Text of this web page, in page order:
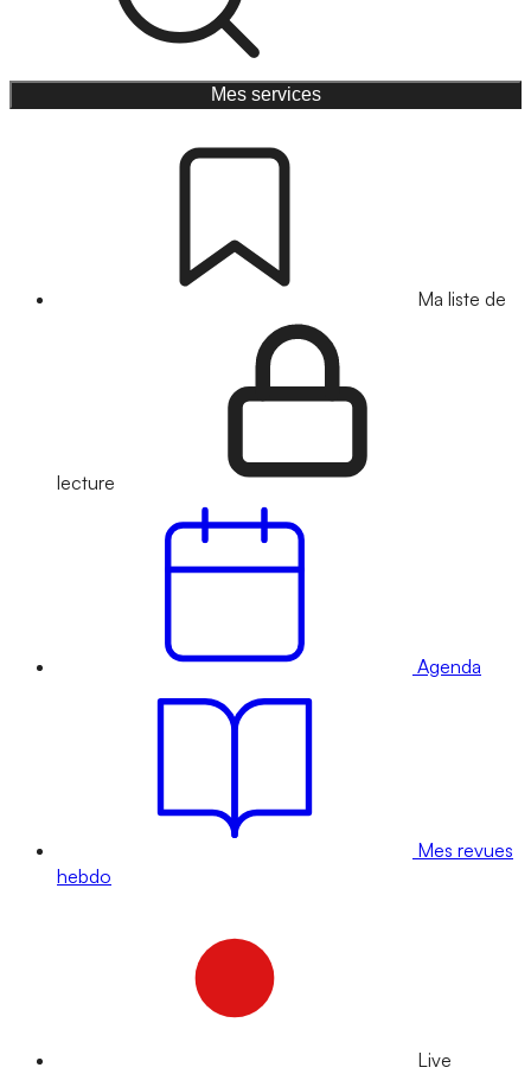
Mes services
Ma liste de
lecture
Agenda
Mes revues
hebdo
Live